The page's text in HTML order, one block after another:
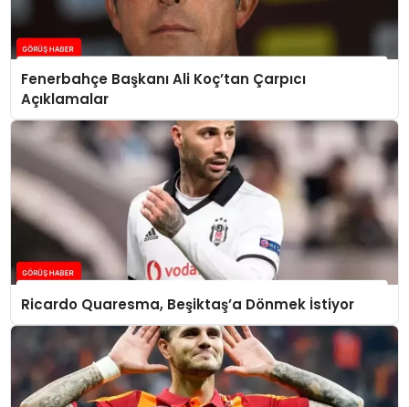
Fenerbahçe Başkanı Ali Koç’tan Çarpıcı
Açıklamalar
Ricardo Quaresma, Beşiktaş’a Dönmek İstiyor